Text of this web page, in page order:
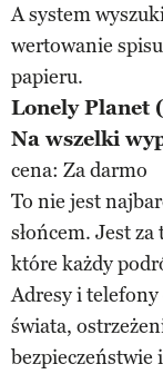
A system
wertowanie
papieru.
Lonely Planet
Na wszelki
cena: Za darmo
To nie jest
słońcem. Jest
które każdy
Adresy i telefony
świata,